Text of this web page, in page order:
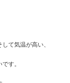
て気温が高い、
す。